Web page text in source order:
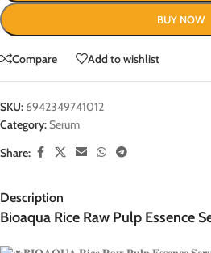
BUY NOW
Compare Add to wishlist
SKU: 6942349741012
Category:Serum
Share:
Description
Bioaqua Rice Raw Pulp Essence